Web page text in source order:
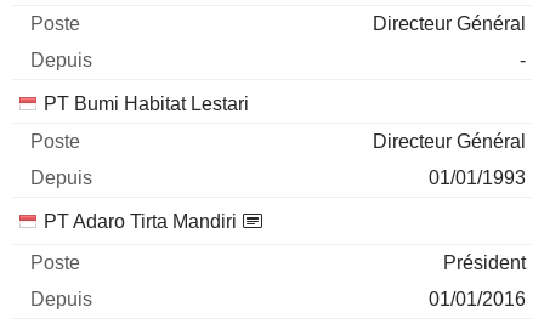
30/06/2026
Directeur Général
-
PT Bumi Habitat Lestari
Directeur Général
01/01/1993
PT Adaro Tirta Mandiri
Président
01/01/2016